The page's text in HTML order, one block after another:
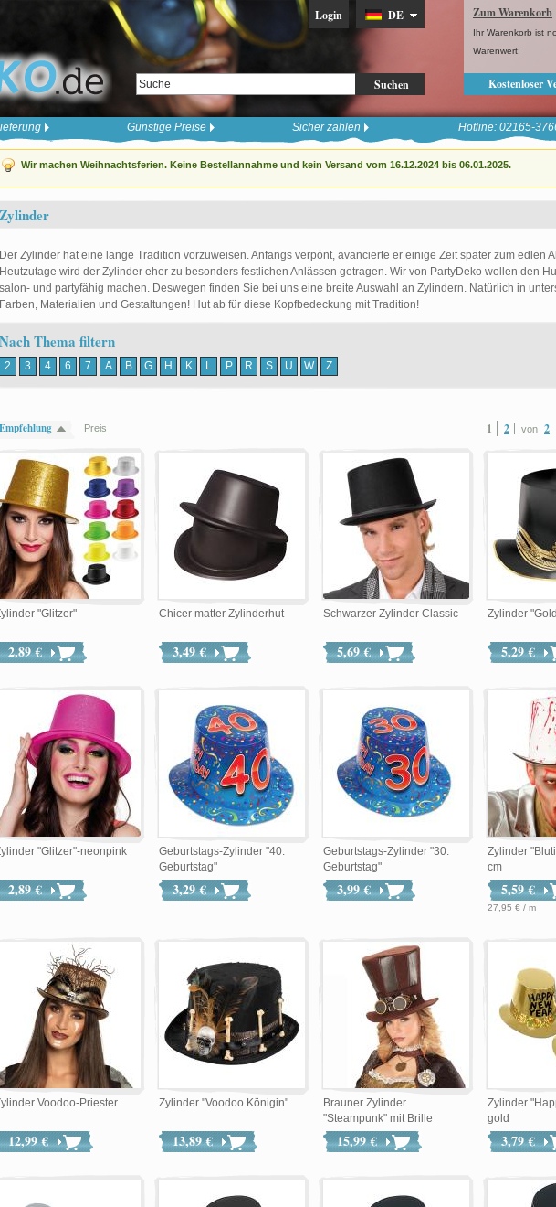
Suchen
Login DE Zum Warenkorb
Ihr Warenkorb ist
Warenwert:
Kostenloser
Günstige Preise Sicher zahlen Hotline: 02165-
Wir machen Weihnachtsferien. Keine Bestellannahme und kein Versand vom 16.12.2024 bis 06.01.2025.
Zylinder
Der Zylinder hat eine lange Tradition vorzuweisen. Anfangs verpönt, avancierte er einige Zeit später zum edlen
Heutzutage wird der Zylinder eher zu besonders festlichen Anlässen getragen. Wir von PartyDeko wollen den
salon- und partyfähig machen. Deswegen finden Sie bei uns eine breite Auswahl an Zylindern. Natürlich in
Farben, Materialien und Gestaltungen! Hut ab für diese Kopfbedeckung mit Tradition!
Nach Thema filtern
2 3 4 6 7 A B G H K L P R S U W Z
1 2 von 2
Empfehlung Preis
"Glitzer"
2,89 €
Chicer matter Zylinderhut
3,49 €
Schwarzer Zylinder Classic
5,69 €
Zylinder
5,29 €
"Glitzer"-neonpink
2,89 €
Geburtstags-Zylinder "40.
Geburtstag"
3,29 €
Geburtstags-Zylinder "30.
Geburtstag"
3,99 €
Zylinder
cm
5,59 €
27,95 € / m
Voodoo-Priester
12,99 €
Zylinder "Voodoo Königin"
13,89 €
Brauner Zylinder
"Steampunk" mit Brille
15,99 €
Zylinder
gold
3,79 €